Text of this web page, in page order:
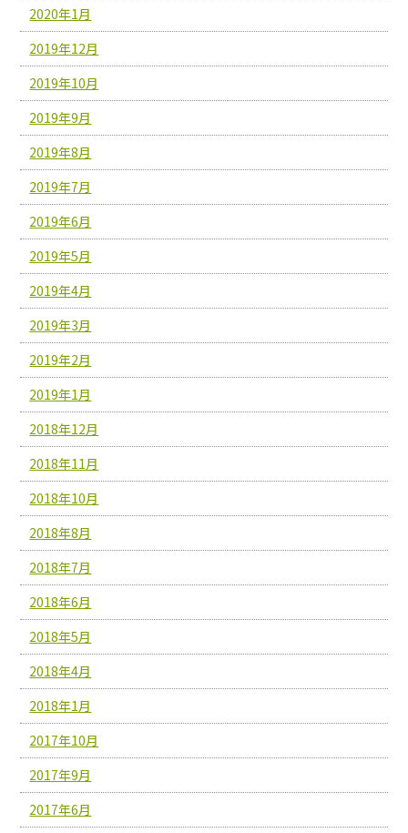
2020年1月
2019年12月
2019年10月
2019年9月
2019年8月
2019年7月
2019年6月
2019年5月
2019年4月
2019年3月
2019年2月
2019年1月
2018年12月
2018年11月
2018年10月
2018年8月
2018年7月
2018年6月
2018年5月
2018年4月
2018年1月
2017年10月
2017年9月
2017年6月